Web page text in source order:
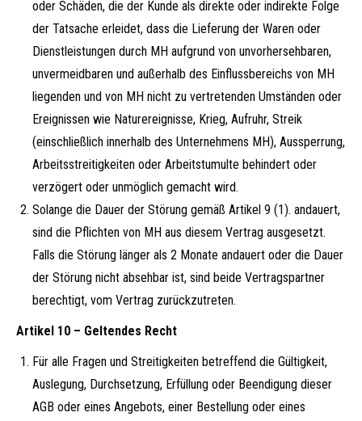
oder Schäden, die der Kunde als direkte oder indirekte Folge
der Tatsache erleidet, dass die Lieferung der Waren oder
Dienstleistungen durch MH aufgrund von unvorhersehbaren,
unvermeidbaren und außerhalb des Einflussbereichs von MH
liegenden und von MH nicht zu vertretenden Umständen oder
Ereignissen wie Naturereignisse, Krieg, Aufruhr, Streik
(einschließlich innerhalb des Unternehmens MH), Aussperrung,
Arbeitsstreitigkeiten oder Arbeitstumulte behindert oder
verzögert oder unmöglich gemacht wird.
Solange die Dauer der Störung gemäß Artikel 9 (1). andauert,
sind die Pflichten von MH aus diesem Vertrag ausgesetzt.
Falls die Störung länger als 2 Monate andauert oder die Dauer
der Störung nicht absehbar ist, sind beide Vertragspartner
berechtigt, vom Vertrag zurückzutreten.
Artikel 10 – Geltendes Recht
Für alle Fragen und Streitigkeiten betreffend die Gültigkeit,
Auslegung, Durchsetzung, Erfüllung oder Beendigung dieser
AGB oder eines Angebots, einer Bestellung oder eines